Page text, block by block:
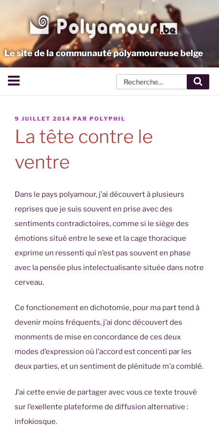
principal
Le site de la communauté polyamoureuse belge
PUBLIÉ
9 JUILLET 2014 PAR POLYPHIL
La tête contre le
ventre
Dans le pays polyamour, j’ai découvert à plusieurs
reprises que je suis souvent en prise avec des
sentiments contradictoires, comme si le siège des
émotions situé entre le sexe et la cage thoracique
exprime un ressenti qui n’est pas souvent en phase
avec la pensée plus intelectualisante située dans notre
cerveau.
Ce fonctionement en dichotomie, pour ma part tend à
devenir moins fréquents, j’ai donc découvert des
monments de mise en concordance de ces deux
modes d’expression où l’accord est concenti par les
deux parties, et un sentiment de plénitude m’a comblé.
J’ai cette envie de partager avec vous ce texte trouvé
sur l’exellente plateforme de diffusion alternative :
infokiosque.